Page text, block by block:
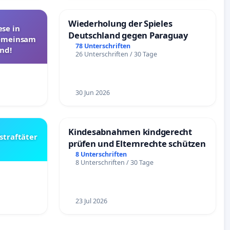
in
Wiederholung der Spieles
Deutschland gegen Paraguay
78 Unterschriften
26 Unterschriften / 30 Tage
30 Jun 2026
Kindesabnahmen kindgerecht
prüfen und Elternrechte schützen
8 Unterschriften
8 Unterschriften / 30 Tage
23 Jul 2026